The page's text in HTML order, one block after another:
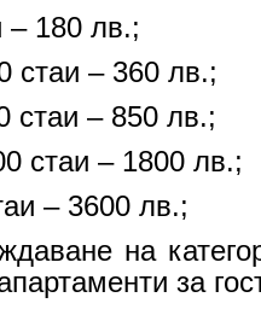
– 180 лв.;
стаи – 360 лв.;
стаи – 850 лв.;
стаи – 1800 лв.;
– 3600 лв.;
на
за